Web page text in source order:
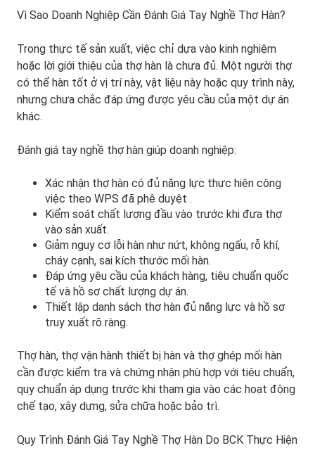
Vì Sao Doanh Nghiệp Cần Đánh Giá Tay Nghề Thợ Hàn?
Trong thực tế sản xuất, việc chỉ dựa vào kinh nghiệm
hoặc lời giới thiệu của thợ hàn là chưa đủ. Một người thợ
có thể hàn tốt ở vị trí này, vật liệu này hoặc quy trình này,
nhưng chưa chắc đáp ứng được yêu cầu của một dự án
khác.
Đánh giá tay nghề thợ hàn giúp doanh nghiệp:
Xác nhận thợ hàn có đủ năng lực thực hiện công
việc theo WPS đã phê duyệt .
Kiểm soát chất lượng đầu vào trước khi đưa thợ
vào sản xuất.
Giảm nguy cơ lỗi hàn như nứt, không ngấu, rỗ khí,
cháy cạnh, sai kích thước mối hàn.
Đáp ứng yêu cầu của khách hàng, tiêu chuẩn quốc
tế và hồ sơ chất lượng dự án.
Thiết lập danh sách thợ hàn đủ năng lực và hồ sơ
truy xuất rõ ràng.
Thợ hàn, thợ vận hành thiết bị hàn và thợ ghép mối hàn
cần được kiểm tra và chứng nhận phù hợp với tiêu chuẩn,
quy chuẩn áp dụng trước khi tham gia vào các hoạt động
chế tạo, xây dựng, sửa chữa hoặc bảo trì.
Quy Trình Đánh Giá Tay Nghề Thợ Hàn Do BCK Thực Hiện